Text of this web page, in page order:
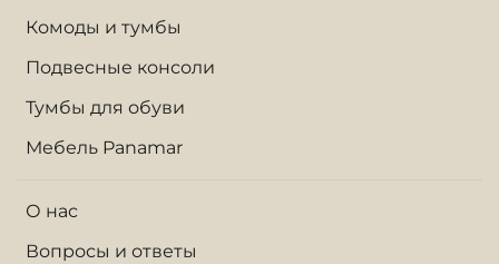
Комоды и тумбы
Подвесные консоли
Тумбы для обуви
Мебель Panamar
О нас
Вопросы и ответы